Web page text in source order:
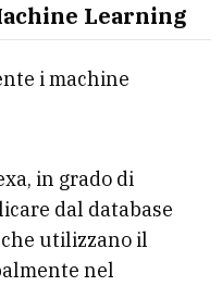
Learning
i machine
in grado di
dal database
utilizzano il
nel